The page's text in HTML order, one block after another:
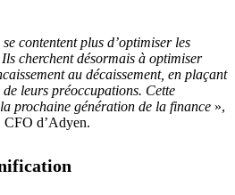
contentent plus d’optimiser les
cherchent désormais à optimiser
au décaissement, en plaçant
leurs préoccupations. Cette
prochaine génération de la finance »,
CFO d’Adyen.